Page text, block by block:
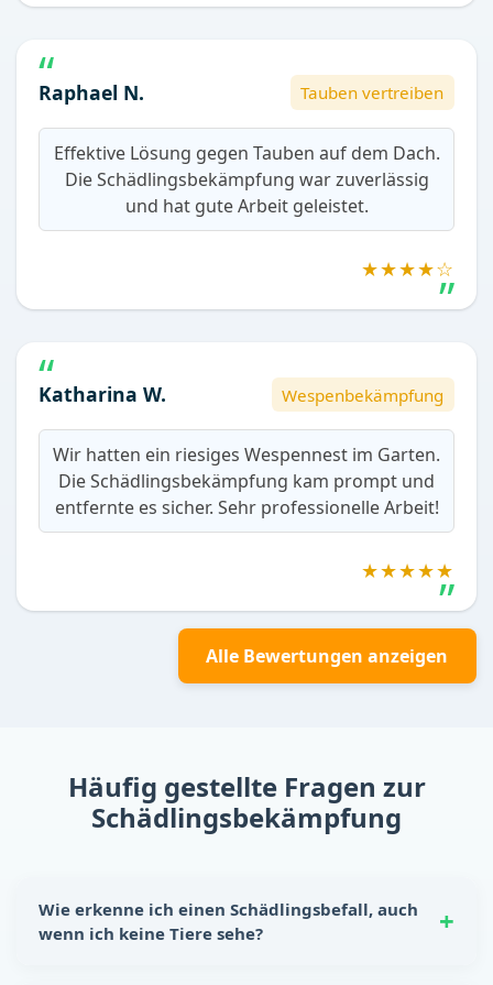
Raphael N. Tauben vertreiben
Effektive Lösung gegen Tauben auf dem Dach.
Die Schädlingsbekämpfung war zuverlässig
und hat gute Arbeit geleistet.
★★★★☆
Katharina W. Wespenbekämpfung
Wir hatten ein riesiges Wespennest im Garten.
Die Schädlingsbekämpfung kam prompt und
entfernte es sicher. Sehr professionelle Arbeit!
★★★★★
Alle Bewertungen anzeigen
Häufig gestellte Fragen zur
Schädlingsbekämpfung
Wie erkenne ich einen Schädlingsbefall, auch
wenn ich keine Tiere sehe?